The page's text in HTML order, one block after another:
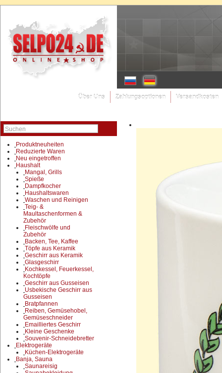
Über Uns Zahlungsoptionen Versandkosten
Suchen
Produktneuheiten
Reduzierte Waren
Neu eingetroffen
Haushalt
Mangal, Grills
Spieße
Dampfkocher
Haushaltswaren
Waschen und Reinigen
Teig- &
Maultaschenformen &
Zubehör
Fleischwölfe und
Zubehör
Backen, Tee, Kaffee
Töpfe aus Keramik
Geschirr aus Keramik
Glasgeschirr
Kochkessel, Feuerkessel,
Kochtöpfe
Geschirr aus Gusseisen
Usbekische Geschirr aus
Gusseisen
Bratpfannen
Reiben, Gemüsehobel,
Gemüseschneider
Emailliertes Geschirr
Kleine Geschenke
Souvenir-Schneidebretter
Elektrogeräte
Küchen-Elektrogeräte
Banja, Sauna
Saunareisig